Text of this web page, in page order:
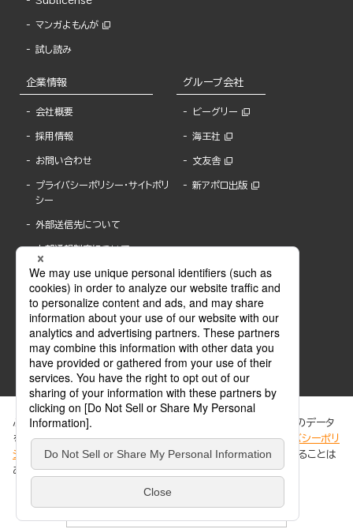
マンガよもんが
試し読み
企業情報
会社概要
採用情報
お問い合わせ
プライバシーポリシー・サイトポリ
シー
外部送信先について
内部通報制度について
グループ会社
ビーグリー
海王社
文友舎
新アポロ出版
ABJマークは、この電子書店・電子書籍配信サービスが、著作権者からコンテンツ使用許諾を
得た正規版配信サービスであることを示す登録商標(登録番号 第6091713号)です。
ABJマークの詳細、ABJマークを掲示しているサービスの一覧はこちら。
ぶんか社が運営するサイトでは、利便性向上のためにCookie等のデータ
を使用しています。 当社のCookieについての詳細は、「プライバシーポリ
シー
」をご覧ください。当サイトでは、訪問者の個人情報を追跡することは
ありません。